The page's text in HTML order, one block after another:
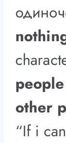
people
other
“If i